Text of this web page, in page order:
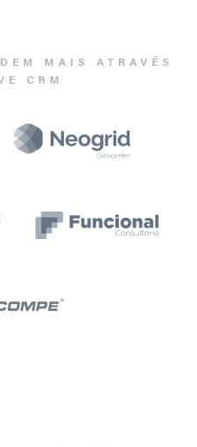
MAIS ATRAVÉS
CRM